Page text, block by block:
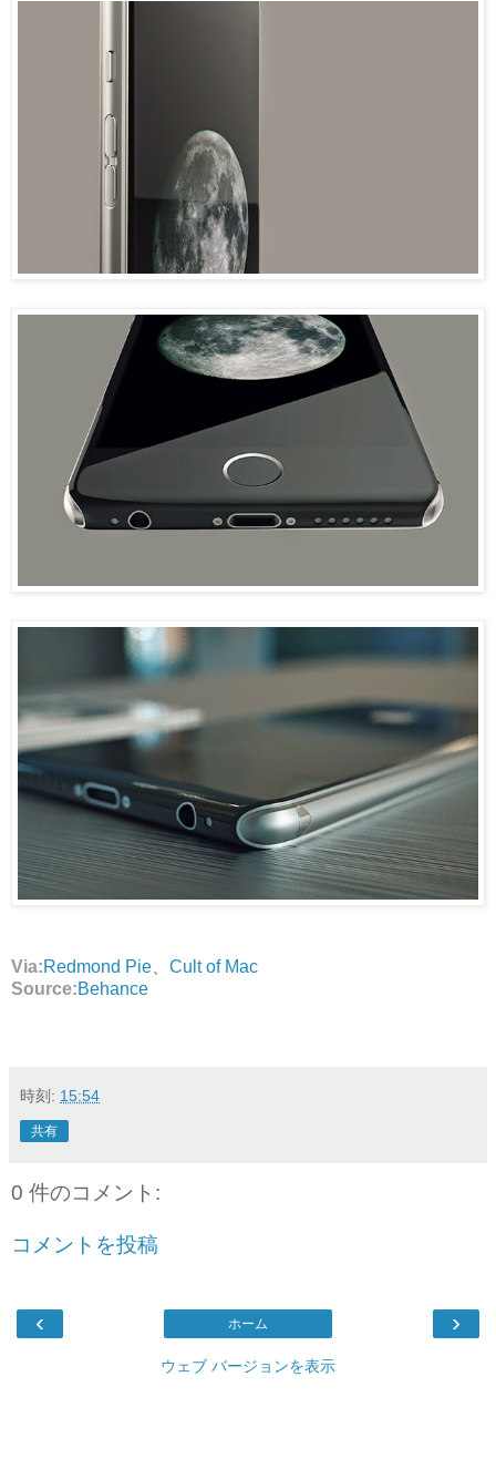
Via:Redmond Pie
Cult of Mac
Source:Behance
時刻: 15:54
共有
0 件のコメント:
コメントを投稿
‹ ›
ホーム
ウェブ バージョンを表示